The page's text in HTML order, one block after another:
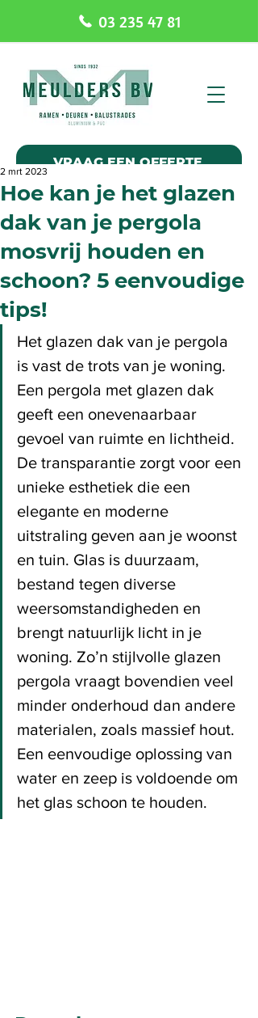
VRAAG EEN OFFERTE
03 235 47 81
Hoe kan je het glazen
dak van je pergola
mosvrij houden en
schoon? 5 eenvoudige
tips!
2 mrt 2023
Het glazen dak van je pergola
is vast de trots van je woning.
Een pergola met glazen dak
geeft een onevenaarbaar
gevoel van ruimte en lichtheid.
De transparantie zorgt voor een
unieke esthetiek die een
elegante en moderne
uitstraling geven aan je woonst
en tuin. Glas is duurzaam,
bestand tegen diverse
weersomstandigheden en
brengt natuurlijk licht in je
woning. Zo’n stijlvolle glazen
pergola vraagt bovendien veel
minder onderhoud dan andere
materialen, zoals massief hout.
Een eenvoudige oplossing van
water en zeep is voldoende om
het glas schoon te houden.